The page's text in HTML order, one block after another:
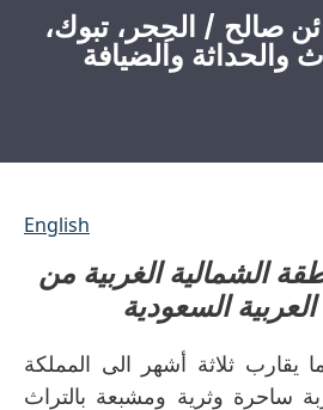
صالح / الحِجر، تبوك،
والحداثة والضيافة
English
الشمالية الغربية من
السعودية
يقارب ثلاثة أشهر الى المملكة
ساحرة وثرية ومشبعة بالتراث